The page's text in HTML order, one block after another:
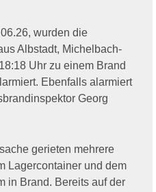
wurden die
Albstadt, Michelbach-
Uhr zu einem Brand
Ebenfalls alarmiert
Georg
gerieten mehrere
Lagercontainer und dem
in Brand. Bereits auf der